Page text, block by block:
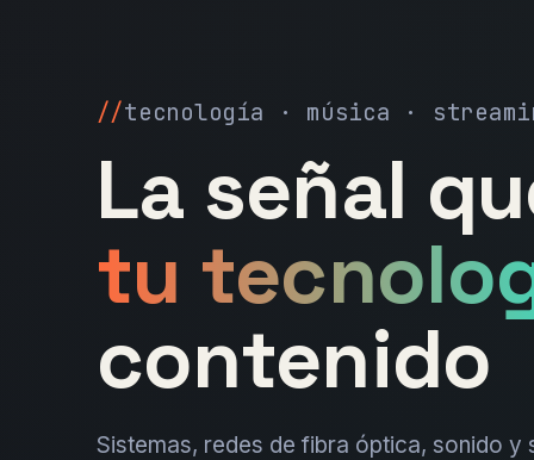
tecnología · música ·
La señal
tu
contenido
Sistemas, redes de fibra óptica, sonido y